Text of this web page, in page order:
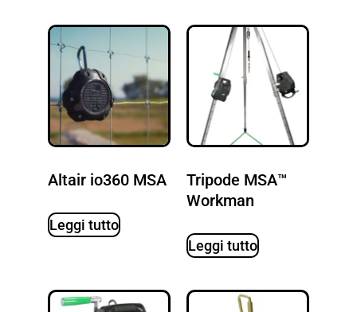
Altair io360 MSA
Leggi tutto
Tripode MSA™
Workman
Leggi tutto